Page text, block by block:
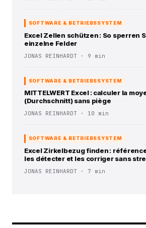
SOFTWARE & BETRIEBSSYSTEM
Excel Zellen schützen : So sperren
einzelne Felder
JONAS REINHARDT · 9 min
SOFTWARE & BETRIEBSSYSTEM
MITTELWERT Excel : calculer la
(Durchschnitt) sans piège
JONAS REINHARDT · 10 min
SOFTWARE & BETRIEBSSYSTEM
Excel Zirkelbezug finden :
les détecter et les corriger sans
JONAS REINHARDT · 7 min